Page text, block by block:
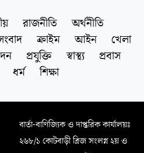
রাজনীতি
অর্থনীতি
ক্রাইম আইন
খেলা
প্রযুক্তি স্বাস্থ্য
প্রবাস
ধর্ম শিক্ষা
বার্তা-বাণিজ্যিক ও দাপ্তরিক কার্যালয়ঃ
২৬৮/১ কোটবাড়ী ব্রিজ সংলগ্ন ২য় ও